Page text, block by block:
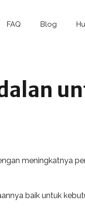
FAQ Blog
meningkatnya
baik untuk